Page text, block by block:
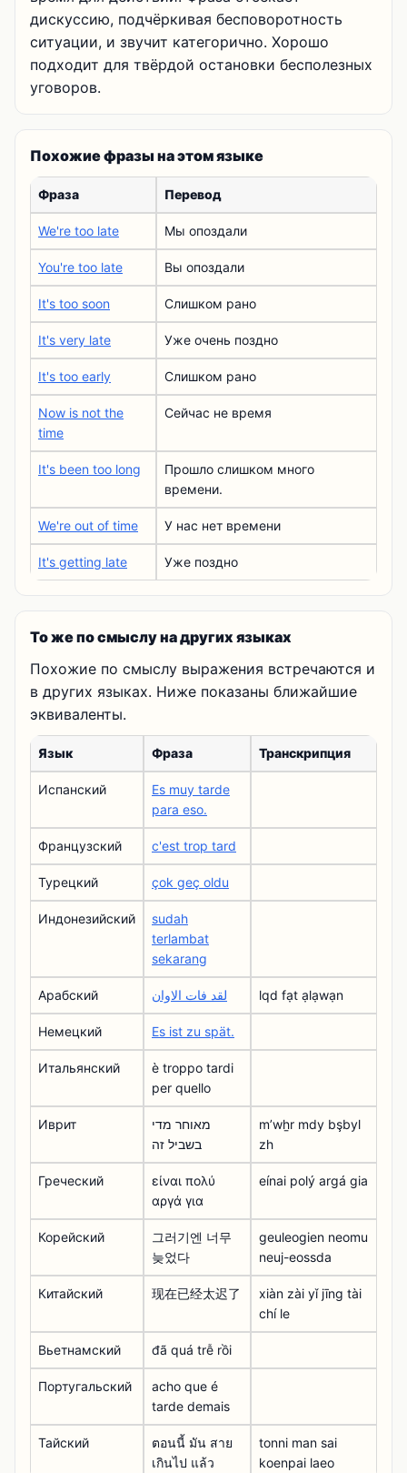
дискуссию, подчёркивая бесповоротность
ситуации, и звучит категорично. Хорошо
подходит для твёрдой остановки бесполезных
уговоров.
Похожие фразы на этом языке
Фраза Перевод
We're too late Мы опоздали
You're too late Вы опоздали
It's too soon Слишком рано
It's very late Уже очень поздно
It's too early Слишком рано
Now is not the
time
Сейчас не время
It's been too long
Прошло слишком много
времени.
We're out of time У нас нет времени
It's getting late Уже поздно
То же по смыслу на других языках
Похожие по смыслу выражения встречаются и
в других языках. Ниже показаны ближайшие
эквиваленты.
Язык Фраза Транскрипция
Испанский
Es muy tarde
para eso.
Французский c'est trop tard
Турецкий çok geç oldu
Индонезийский
sudah
terlambat
sekarang
Арабский لقد فات الاوان lqd fạt ạlạwạn
Немецкий Es ist zu spät.
Итальянский
è troppo tardi
per quello
Иврит
מאוחר מדי
בשביל זה
mʼwẖr mdy bşbyl
zh
Греческий
είναι πολύ
αργά για
eínai polý argá gia
Корейский
그러기엔 너무
늦었다
geuleogien neomu
neuj-eossda
Китайский 现在已经太迟了
xiàn zài yǐ jīng tài
chí le
Вьетнамский đã quá trễ rồi
Португальский
acho que é
tarde demais
Тайский
ตอนนี้ มัน สาย
เกินไป แล้ว
tonni man sai
koenpai laeo